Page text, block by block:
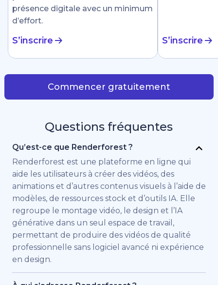
présence digitale avec un minimum
d’effort.
S’inscrire S’inscrire
Commencer gratuitement
Questions fréquentes
Qu’est-ce que Renderforest ?
Renderforest est une plateforme en ligne qui
aide les utilisateurs à créer des vidéos, des
animations et d’autres contenus visuels à l’aide de
modèles, de ressources stock et d’outils IA. Elle
regroupe le montage vidéo, le design et l’IA
générative dans un seul espace de travail,
permettant de produire des vidéos de qualité
professionnelle sans logiciel avancé ni expérience
en design.